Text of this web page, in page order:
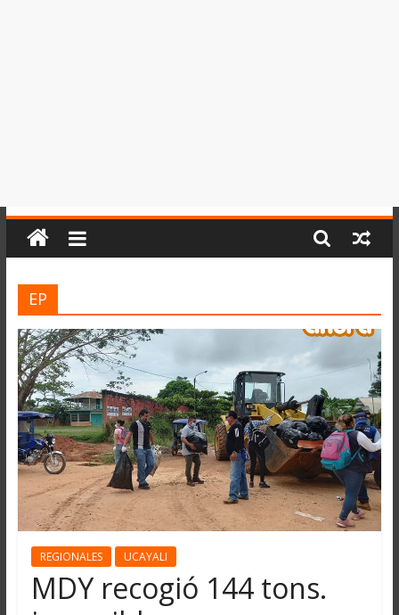
EP
REGIONALES UCAYALI
MDY recogió 144 tons.